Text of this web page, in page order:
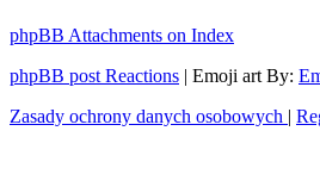
phpBB Attachments on Index
phpBB post Reactions | Emoji art By:
Zasady ochrony danych osobowych |